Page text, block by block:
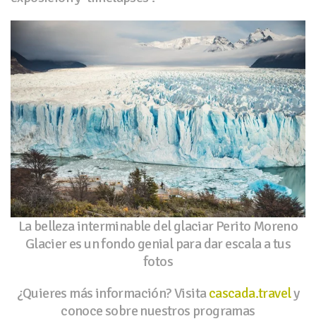
La belleza interminable del glaciar Perito Moreno
Glacier es un fondo genial para dar escala a tus
fotos
¿Quieres más información? Visitacascada.travely
conoce sobre nuestros programas